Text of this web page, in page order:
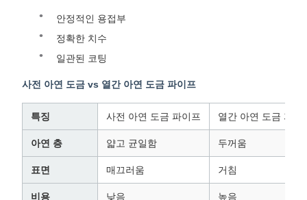
안정적인 용접부
정확한 치수
일관된 코팅
사전 아연 도금 vs 열간 아연 도금 파이프
특징 사전 아연 도금 파이프 열간 아연 도금 파이
아연 층 얇고 균일함 두꺼움
표면 매끄러움 거침
비용 낮음 높음